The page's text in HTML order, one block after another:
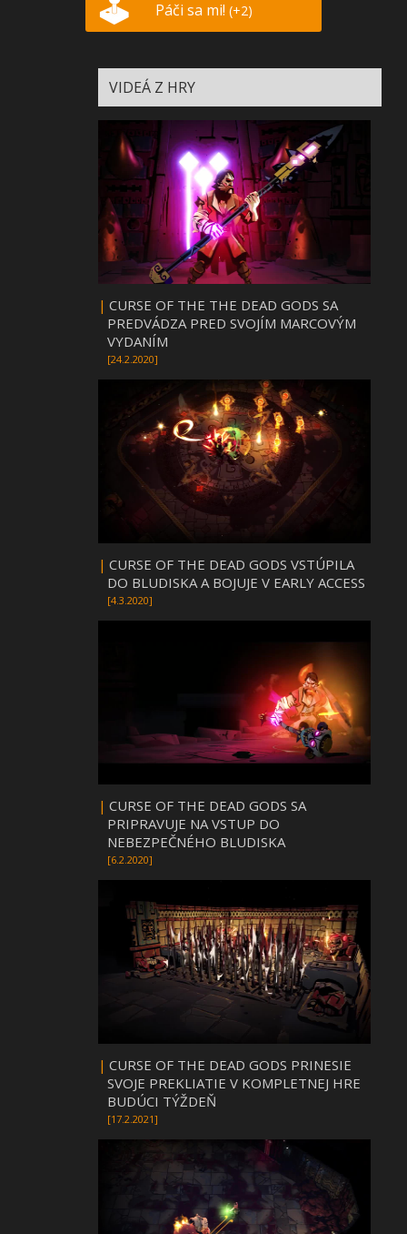
Páči sa mi! (+2)
VIDEÁ Z HRY
| CURSE OF THE THE DEAD GODS SA
PREDVÁDZA PRED SVOJÍM MARCOVÝM
VYDANÍM
[24.2.2020]
| CURSE OF THE DEAD GODS VSTÚPILA
DO BLUDISKA A BOJUJE V EARLY ACCESS
[4.3.2020]
| CURSE OF THE DEAD GODS SA
PRIPRAVUJE NA VSTUP DO
NEBEZPEČNÉHO BLUDISKA
[6.2.2020]
| CURSE OF THE DEAD GODS PRINESIE
SVOJE PREKLIATIE V KOMPLETNEJ HRE
BUDÚCI TÝŽDEŇ
[17.2.2021]